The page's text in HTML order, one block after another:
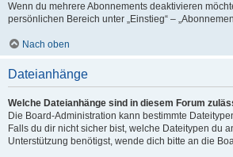
Wenn du mehrere Abonnements deaktivieren
persönlichen Bereich unter „Einstieg“ –
Nach oben
Dateianhänge
Welche Dateianhänge sind in diesem Forum
Die Board-Administration kann bestimmte
Falls du dir nicht sicher bist, welche Dateitypen du
Unterstützung benötigst, wende dich bitte an die